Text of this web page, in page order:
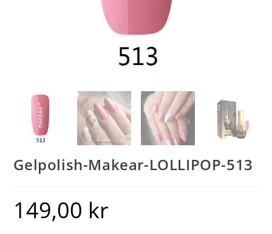
Gelpolish-Makear-LOLLIPOP-513
149,00 kr